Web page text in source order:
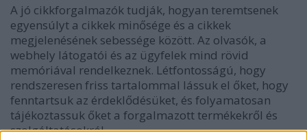
A jó cikkforgalmazók tudják, hogyan teremtsenek
egyensúlyt a cikkek minősége és a cikkek
megjelenésének sebessége között. Az olvasók, a
webhely látogatói és az ügyfelek mind rövid
memóriával rendelkeznek. Létfontosságú, hogy
rendszeresen friss tartalommal lássuk el őket, hogy
fenntartsuk az érdeklődésüket, és folyamatosan
tájékoztassuk őket a forgalmazott termékekről és
szolgáltatásokról.